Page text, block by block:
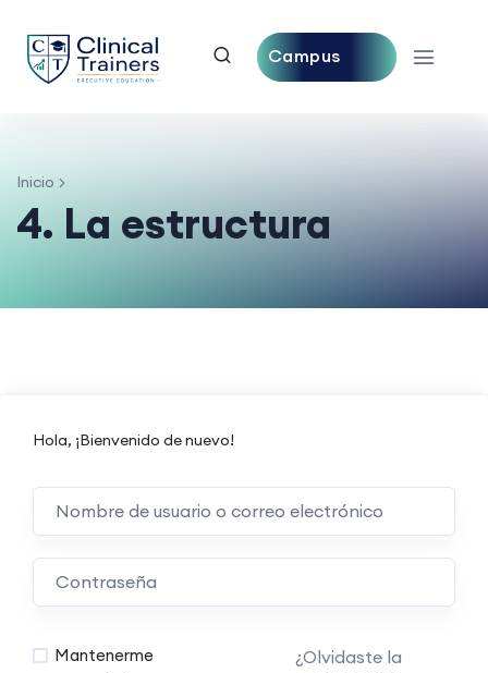
Campus
Inicio
4. La estructura
Hola, ¡Bienvenido de nuevo!
Mantenerme
¿Olvidaste la